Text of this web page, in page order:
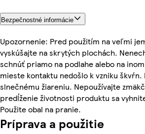
Bezpečnostné informácie
Upozornenie: Pred použitím na veľmi
vyskúšajte na skrytých plochách.
schnúť priamo na podlahe alebo na
mieste kontaktu nedošlo k vzniku škvŕn.
slnečnému žiareniu. Nepoužívajte
predĺženie životnosti produktu sa
Použite obal na pranie.
Príprava a použitie